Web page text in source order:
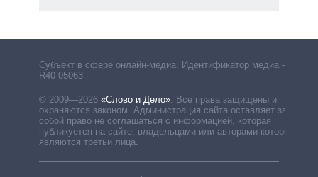
Субъект в сфере онлайн-медиа. Идентификатор медиа –
R40-05063
© 2009—2026 «Слово и Дело». Все права защищены и
охраняются законом. Администрация сайта оставляет за
собой право не соглашаться с информацией, которая
публикуется на сайте, владельцами или авторами которой
являются третьи лица.